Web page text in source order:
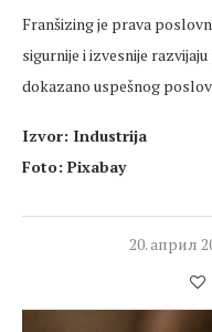
Franšizing je prava
sigurnije i izvesnije
dokazano uspešnog
Izvor: Industrija
Foto: Pixabay
20. април